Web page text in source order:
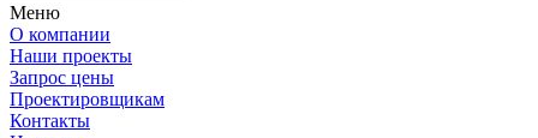
Меню
О компании
Наши проекты
Запрос цены
Проектировщикам
Контакты